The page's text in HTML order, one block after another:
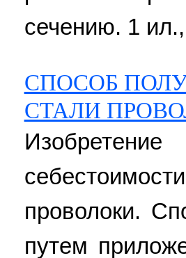
сечению. 1
СПОСОБ
СТАЛИ
проволоки.
путем